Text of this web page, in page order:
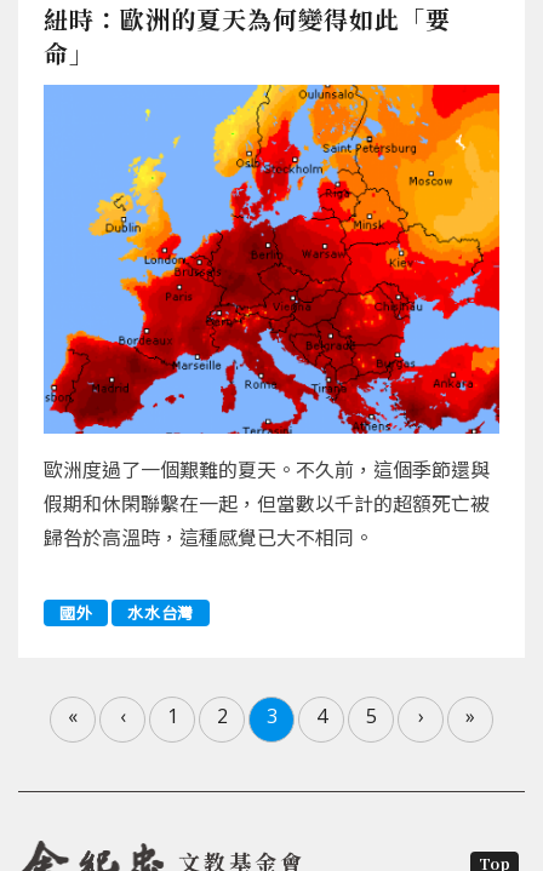
紐時：歐洲的夏天為何變得如此「要
命」
歐洲度過了一個艱難的夏天。不久前，這個季節還與
假期和休閑聯繫在一起，但當數以千計的超額死亡被
歸咎於高溫時，這種感覺已大不相同。
國外 水水台灣
« ‹ 1 2 3 4 5 › »
文教基金會 Top